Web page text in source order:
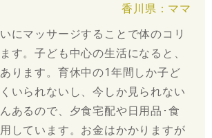
香川県：ママ
にマッサージすることで体のコリ
す。子ども中心の生活になると、
ります。育休中の1年間しか子ど
いられないし、今しか見られない
あるので、夕食宅配や日用品･食
しています。お金はかかりますが